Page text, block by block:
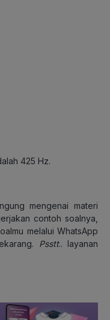
425 Hz.
mengenai materi
contoh soalnya,
melalui WhatsApp
Psstt.. layanan